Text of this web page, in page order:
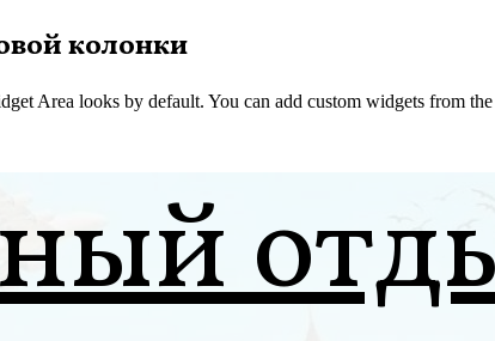
колонки
Area looks by default. You can add custom widgets from the